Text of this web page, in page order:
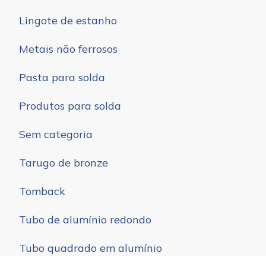
Lingote de estanho
Metais não ferrosos
Pasta para solda
Produtos para solda
Sem categoria
Tarugo de bronze
Tomback
Tubo de alumínio redondo
Tubo quadrado em alumínio